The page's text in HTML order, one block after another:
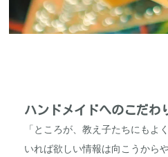
ハンドメイドへのこだわ
「ところが、教え子たちにもよ
いれば欲しい情報は向こうから